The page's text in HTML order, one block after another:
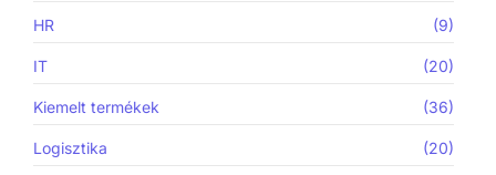
HR (9)
IT (20)
Kiemelt termékek (36)
Logisztika (20)